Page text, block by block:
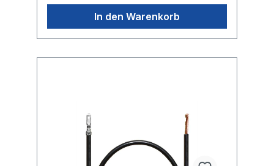
In den Warenkorb